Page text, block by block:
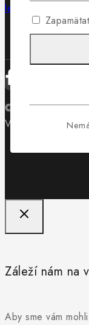
lewis@lewis.sk
© 2026 Obuv
Vytvorilo
Záleží nám na
Aby sme vám